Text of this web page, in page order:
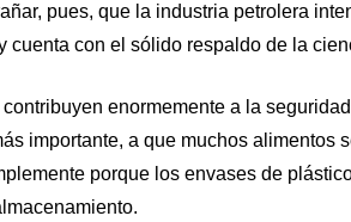
pues, que la industria petrolera
cuenta con el sólido respaldo de la
contribuyen enormemente a la
importante, a que muchos alimentos
porque los envases de